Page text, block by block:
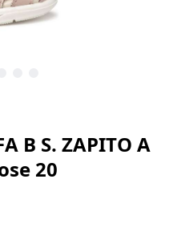
B S. ZAPITO A
20